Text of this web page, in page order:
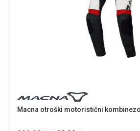
Macna otroški motoristični